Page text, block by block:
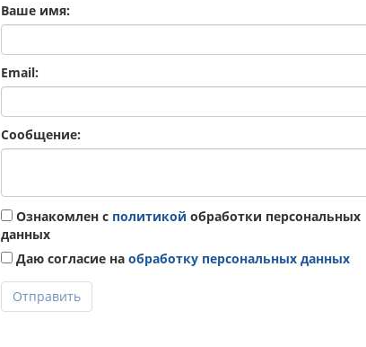
Ваше имя:
Email:
Сообщение:
Ознакомлен с политикой обработки персональных
данных
Даю согласие на обработку персональных данных
Отправить